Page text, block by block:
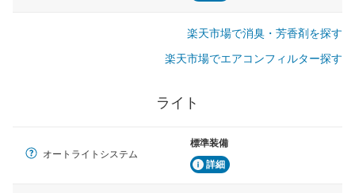
楽天市場で消臭・芳香剤を探す
楽天市場でエアコンフィルター探す
ライト
オートライトシステム
標準装備
詳細